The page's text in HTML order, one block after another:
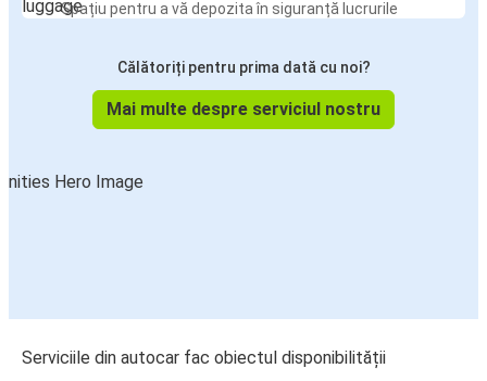
Spațiu pentru a vă depozita în siguranță lucrurile
Călătoriți pentru prima dată cu noi?
Mai multe despre serviciul nostru
Serviciile din autocar fac obiectul disponibilității